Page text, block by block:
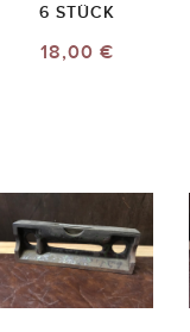
6 STÜCK
18,00 €